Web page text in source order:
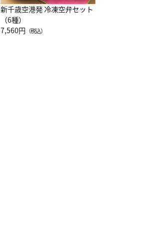
新千歳空港発 冷凍空弁セット
（6種）
7,560円 （税込）